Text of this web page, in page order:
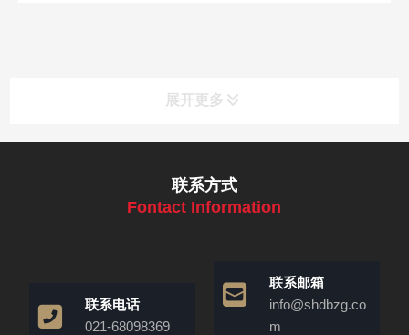
展开更多
联系方式
Fontact Information
联系电话
021-68098369
联系邮箱
info@shdbzg.co
m